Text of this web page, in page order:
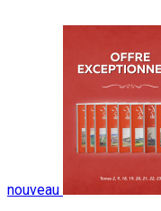
nouveau